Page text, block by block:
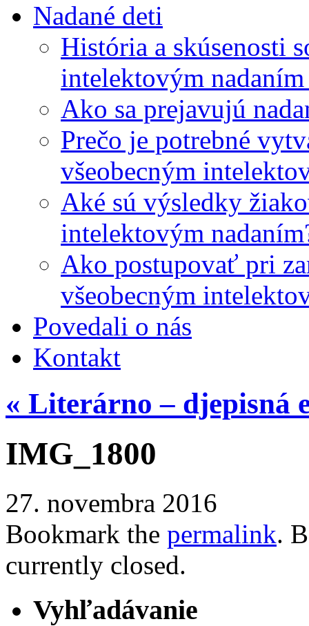
Nadané deti
História a skúsenosti
intelektovým
Ako sa prejavujú
Prečo je potrebné
všeobecným
Aké sú výsledky
intelektovým
Ako postupovať pri
všeobecným
Povedali o nás
Kontakt
« Literárno – djepisná
IMG_1800
27. novembra 2016
Bookmark the permalink.
currently closed.
Vyhľadávanie